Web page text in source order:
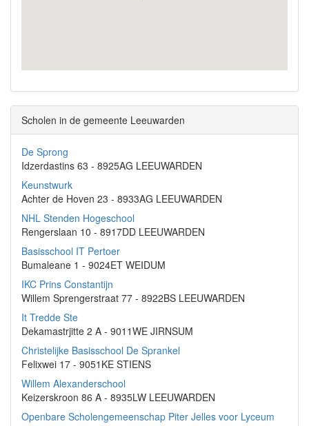
Scholen in de gemeente Leeuwarden
De Sprong
Idzerdastins 63 - 8925AG LEEUWARDEN
Keunstwurk
Achter de Hoven 23 - 8933AG LEEUWARDEN
NHL Stenden Hogeschool
Rengerslaan 10 - 8917DD LEEUWARDEN
Basisschool IT Pertoer
Bumaleane 1 - 9024ET WEIDUM
IKC Prins Constantijn
Willem Sprengerstraat 77 - 8922BS LEEUWARDEN
It Tredde Ste
Dekamastrjitte 2 A - 9011WE JIRNSUM
Christelijke Basisschool De Sprankel
Felixwei 17 - 9051KE STIENS
Willem Alexanderschool
Keizerskroon 86 A - 8935LW LEEUWARDEN
Openbare Scholengemeenschap Piter Jelles voor Lyceum